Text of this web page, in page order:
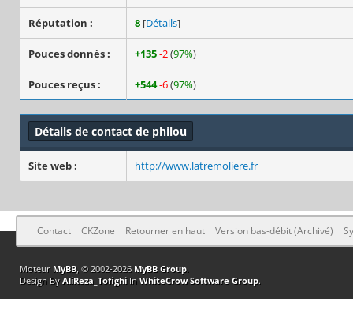
Réputation : 8 [Détails]
Pouces donnés : +135-2(97%)
Pouces reçus : +544-6(97%)
Détails de contact de philou
Site web : http://www.latremoliere.fr
Contact CKZone Retourner en haut Version bas-débit (Archivé)
Moteur MyBB, © 2002-2026 MyBB Group.
Design By AliReza_TofighiIn WhiteCrow Software Group.